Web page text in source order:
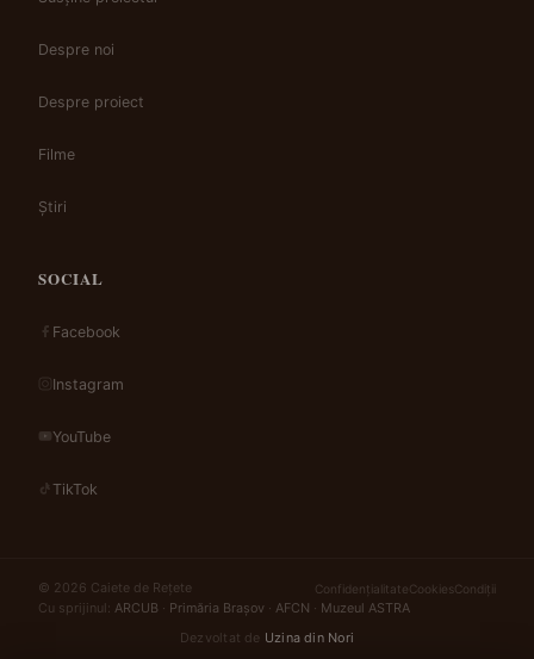
Despre noi
Despre proiect
Filme
Știri
SOCIAL
Facebook
Instagram
YouTube
TikTok
© 2026 Caiete de Rețete ConfidențialitateCookiesCondiții
Cu sprijinul: ARCUB · Primăria Brașov · AFCN · Muzeul ASTRA
Dezvoltat de Uzina din Nori